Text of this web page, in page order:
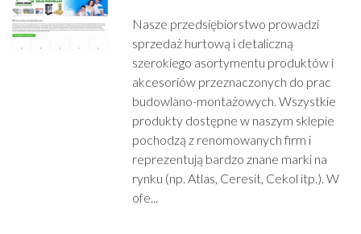
Nasze przedsiębiorstwo prowadzi
sprzedaż hurtową i detaliczną
szerokiego asortymentu produktów i
akcesoriów przeznaczonych do prac
budowlano-montażowych. Wszystkie
produkty dostępne w naszym sklepie
pochodzą z renomowanych firm i
reprezentują bardzo znane marki na
rynku (np. Atlas, Ceresit, Cekol itp.). W
ofe...